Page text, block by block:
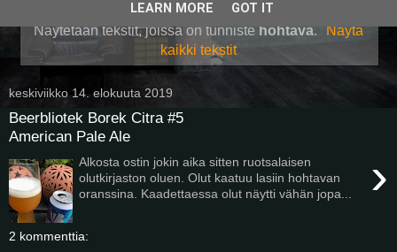
Näytetään tekstit, joissa on tunniste hohtava.
Näytä
kaikki tekstit
keskiviikko 14. elokuuta 2019
Beerbliotek Borek Citra #5
American Pale Ale
›
Alkosta ostin jokin aika sitten ruotsalaisen
olutkirjaston oluen. Olut kaatuu lasiin hohtavan
oranssina. Kaadettaessa olut näytti vähän jopa...
2 kommenttia:
LEARN MORE GOT IT